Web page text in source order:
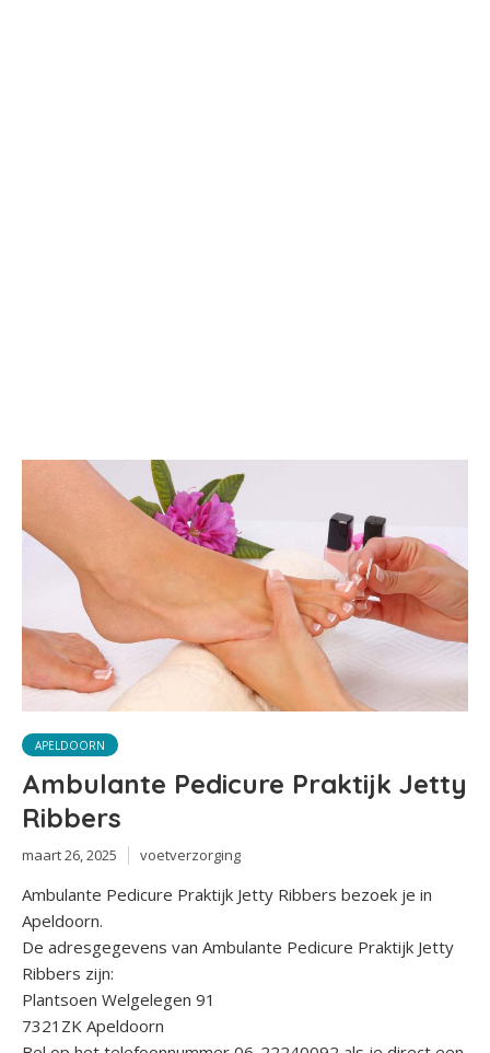
APELDOORN
Ambulante Pedicure Praktijk Jetty
Ribbers
maart 26, 2025 voetverzorging
Ambulante Pedicure Praktijk Jetty Ribbers bezoek je in
Apeldoorn.
De adresgegevens van Ambulante Pedicure Praktijk Jetty
Ribbers zijn:
Plantsoen Welgelegen 91
7321ZK Apeldoorn